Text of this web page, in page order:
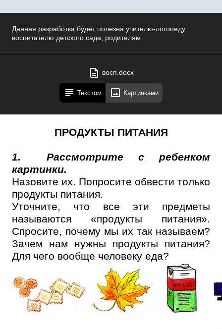
Данная разработка будет полезна учителю-логопеду,
воспитателю детского сада, родителям.
восп.docx
Текстом Картинками
ПРОДУКТЫ ПИТАНИЯ
1.
Рассмотрите с ребенком
картинки.
Назовите их. Попросите обвести только
продукты питания.
Уточните, что все эти предметы
называются «продукты питания».
Спросите, почему мы их так называем?
Зачем нам нужны продукты питания?
Для чего вообще человеку еда?